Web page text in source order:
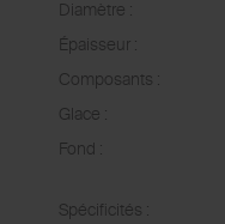
Diamètre :
Épaisseur :
Composants :
Glace :
Fond :
Spécificités :